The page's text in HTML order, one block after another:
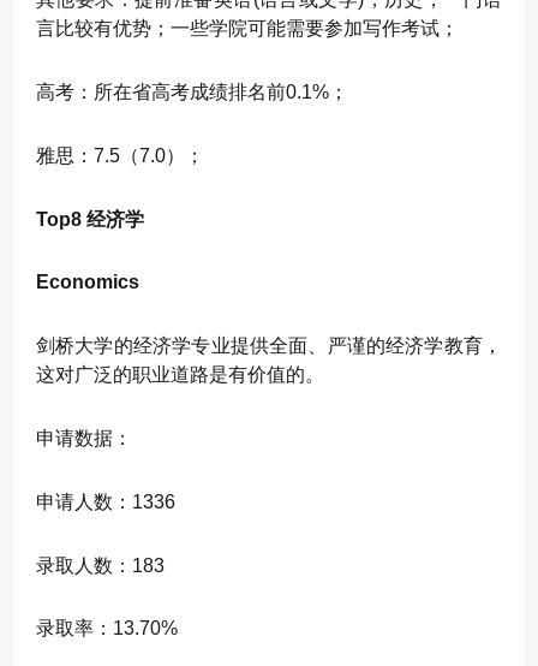
言比较有优势；一些学院可能需要参加写作考试；
高考：所在省高考成绩排名前0.1%；
雅思：7.5（7.0）；
Top8 经济学
Economics
剑桥大学的经济学专业提供全面、严谨的经济学教育，
这对广泛的职业道路是有价值的。
申请数据：
申请人数：1336
录取人数：183
录取率：13.70%